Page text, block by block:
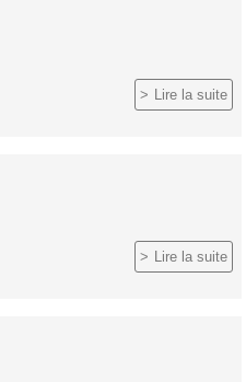
Lire la suite
Lire la suite